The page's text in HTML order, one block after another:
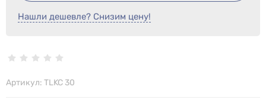
Нашли дешевле? Снизим цену!
Артикул: TLKC 30